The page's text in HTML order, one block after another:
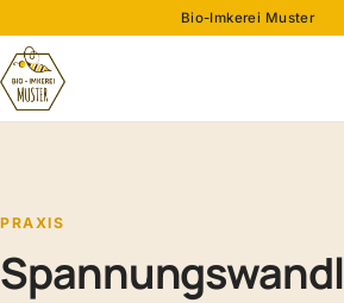
Bio-Imkerei Muster
PRAXIS